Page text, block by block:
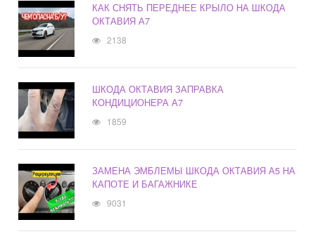
КАК СНЯТЬ ПЕРЕДНЕЕ КРЫЛО НА ШКОДА
ОКТАВИЯ А7
2138
ШКОДА ОКТАВИЯ ЗАПРАВКА
КОНДИЦИОНЕРА А7
1859
ЗАМЕНА ЭМБЛЕМЫ ШКОДА ОКТАВИЯ А5 НА
КАПОТЕ И БАГАЖНИКЕ
9031